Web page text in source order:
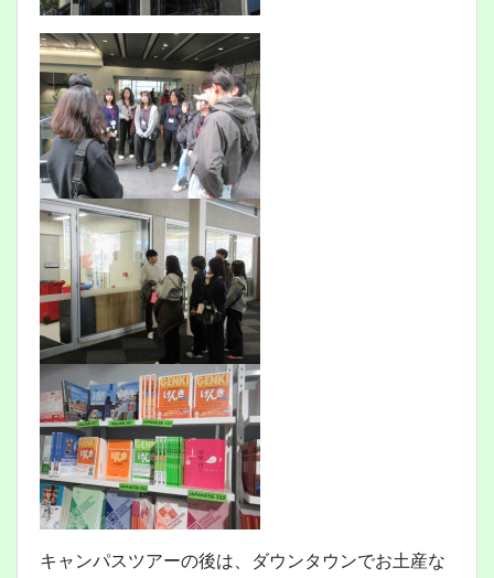
キャンパスツアーの後は、ダウンタウンでお土産な